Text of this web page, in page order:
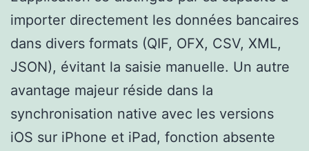
importer directement les données bancaires
dans divers formats (QIF, OFX, CSV, XML,
JSON), évitant la saisie manuelle. Un autre
avantage majeur réside dans la
synchronisation native avec les versions
iOS sur iPhone et iPad, fonction absente